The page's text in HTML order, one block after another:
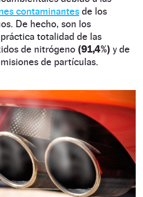
contaminantes de los
De hecho, son los
totalidad de las
de nitrógeno (91,4%) y de
de partículas.